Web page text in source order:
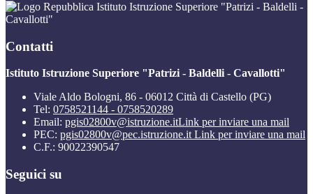
Istituto Istruzione Superiore "Patrizi - Baldelli -
Cavallotti"
Contatti
Istituto Istruzione Superiore "Patrizi - Baldelli - Cavallotti"
Viale Aldo Bologni, 86 - 06012 Città di Castello (PG)
Tel: 0758521144 - 0758520289
Email: pgis02800v@istruzione.itLink per inviare una mail
PEC: pgis02800v@pec.istruzione.itLink per inviare una mail
C.F.: 90022390547
Seguici su